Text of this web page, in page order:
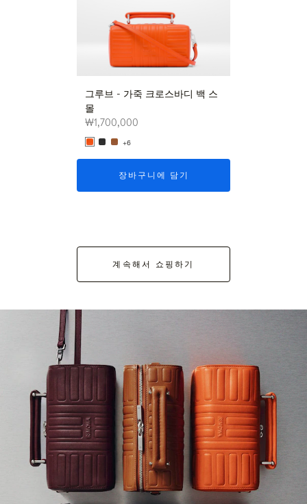
그루브 - 가죽 크로스바디 백 스
몰
₩1,700,000
+6
장바구니에 담기
계속해서 쇼핑하기